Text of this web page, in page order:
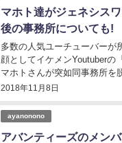
マホト達がジェネシス
後の事務所についても!
2018年11月8日
多数の人気ユーチューバーが
顔としてイケメンYoutuberの
マホトさんが突如同事務所を
『サグワ』さん、『夕闇に誘
ayanonono
アバンティーズのメン